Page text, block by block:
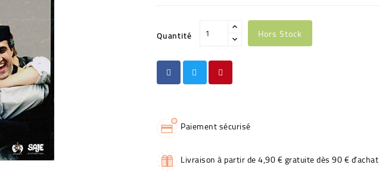
Quantité Hors Stock
Paiement sécurisé
Livraison à partir de 4,90 € gratuite dès 90 € d'achat